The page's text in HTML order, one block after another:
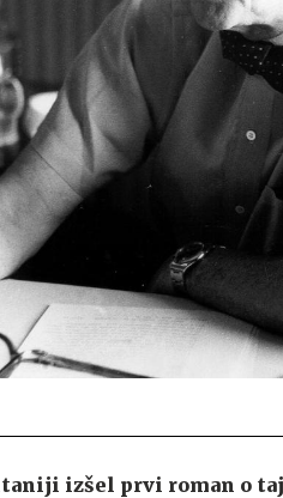
izšel prvi roman o